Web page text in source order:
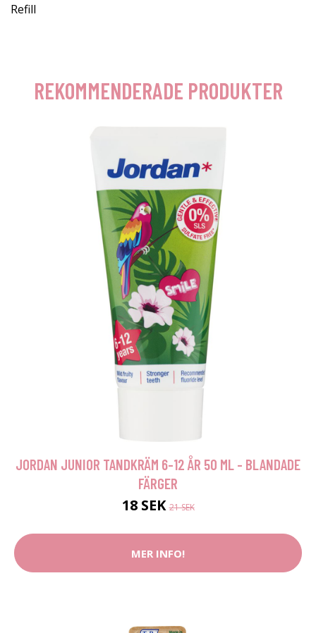
Refill
REKOMMENDERADE PRODUKTER
JORDAN JUNIOR TANDKRÄM 6-12 ÅR 50 ML - BLANDADE
FÄRGER
18 SEK21 SEK
MER INFO!